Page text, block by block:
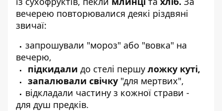
вечерею повторювалися деякі різдвяні
звичаї:
запрошували "мороз" або "вовка" на
вечерю,
підкидали до стелі першу ложку куті,
запалювали свічку "для мертвих",
відкладали частину з кожної страви -
для душ предків.